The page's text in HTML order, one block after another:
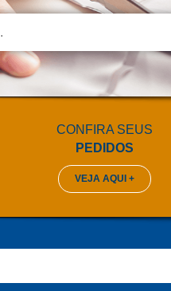
CONFIRA SEUS
PEDIDOS
VEJA AQUI +